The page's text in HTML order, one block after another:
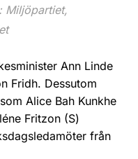
Miljöpartiet,
Ann Linde
Fridh. Dessutom
Alice Bah Kunkhe
Fritzon (S)
från